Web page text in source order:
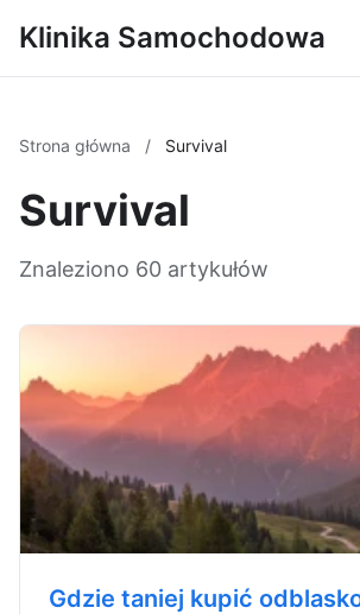
Klinika Samochodowa
Strona główna / Survival
Survival
Znaleziono 60 artykułów
Gdzie taniej kupić